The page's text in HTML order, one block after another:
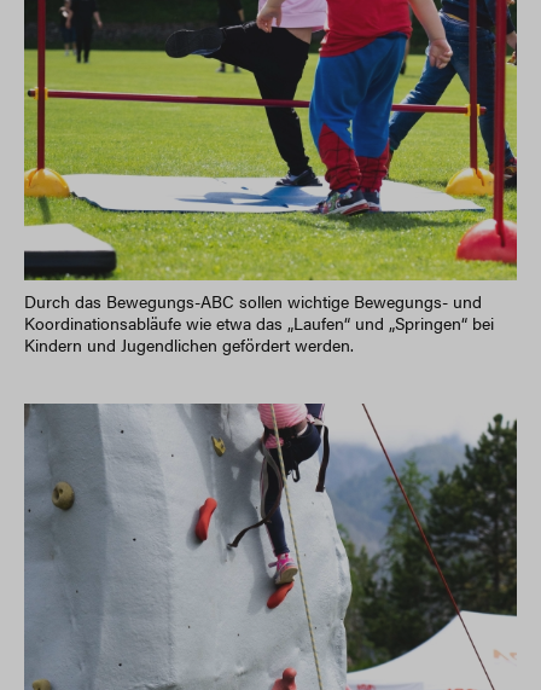
Durch das Bewegungs-ABC sollen wichtige Bewegungs- und
Koordinationsabläufe wie etwa das „Laufen“ und „Springen“ bei
Kindern und Jugendlichen gefördert werden.